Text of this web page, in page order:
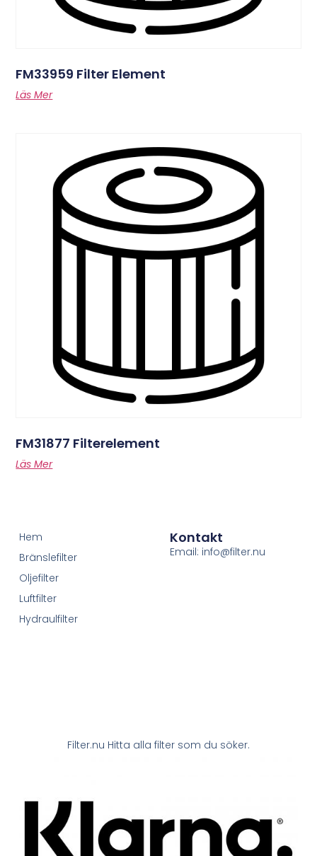
FM33959 Filter Element
Läs Mer
FM31877 Filterelement
Läs Mer
Filter.nu Hitta alla filter som du söker.
Hem
Bränslefilter
Oljefilter
Luftfilter
Hydraulfilter
Kontakt
Email: info@filter.nu